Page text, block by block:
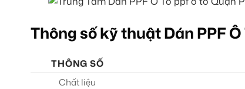
Thông số kỹ thuật Dán PPF Ô
THÔNG SỐ
Chất liệu